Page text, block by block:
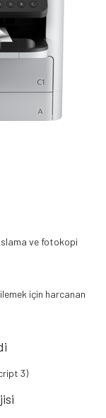
ve fotokopi
için harcanan
3)